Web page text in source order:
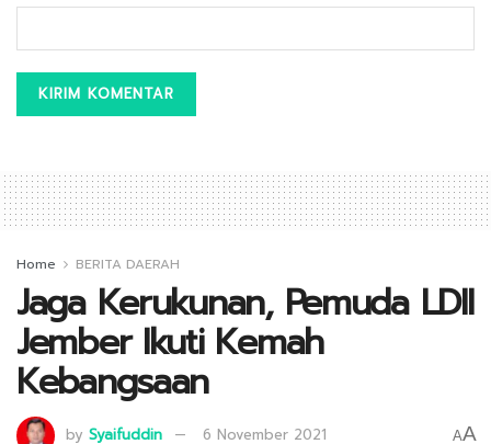
Home BERITA DAERAH
Jaga Kerukunan, Pemuda LDII
Jember Ikuti Kemah
Kebangsaan
by Syaifuddin 6 November 2021 AA